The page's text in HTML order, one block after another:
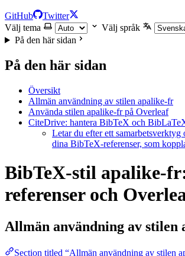
GitHub
Twitter
Välj tema
Välj språk
På den här sidan
På den här sidan
Översikt
Allmän användning av stilen apalike-fr
Använda stilen apalike-fr på Overleaf
CiteDrive: hantera BibTeX och
Letar du efter ett samarbetsverktyg
dina BibTeX-referenser, som
BibTeX-stil apalike-
referenser och
Allmän användning av stilen
Section titled “Allmän användning av stilen